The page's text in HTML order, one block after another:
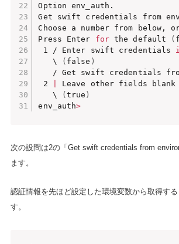
Option env_auth.
Get swift credentials from
Choose a number from below,
Press Enter for the default (
1 / Enter swift credentials
   \
( false )
/ Get swift credentials
2
Leave other fields blank
   \
(true )
env_auth>
次の設問は2の「Get swift credentials from
ます。
認証情報を先ほど設定した環境変数から取得す
す。